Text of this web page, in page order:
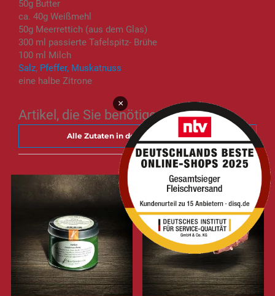
50g Butter
ca. 40g Weißmehl
50g Meerrettich (aus dem Glas)
300 ml passierte Tafelspitz- Brühe
100 ml Milch
Salz, Pfeffer, Muskatnuss
eine halbe Zitrone
Artikel, die Sie benötigen
Alle Zutaten in den Warenkorb legen
×